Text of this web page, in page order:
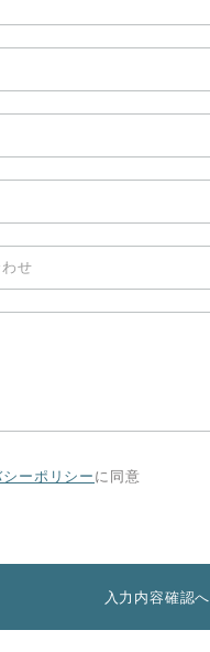
ーポリシー に同意
入力内容確認へ